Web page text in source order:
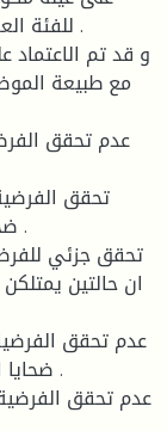
و قد تم الاعتماد
مع طبيعة
ان حالتين